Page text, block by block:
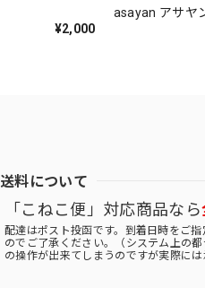
¥2,000
asayan アサヤ
送料について
「こねこ便」対応商品なら
配達はポスト投函です。到着日時をご
のでご了承ください。（システム上の
の操作が出来てしまうのですが実際には